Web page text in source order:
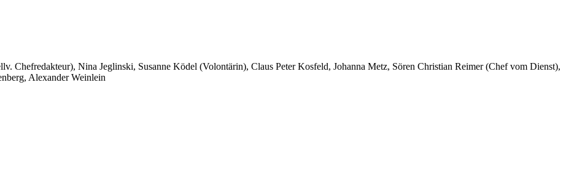
Chefredakteur), Nina Jeglinski, Susanne Ködel (Volontärin), Claus Peter Kosfeld, Johanna Metz, Sören Christian Reimer (Chef vom Dienst),
Alexander Weinlein